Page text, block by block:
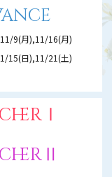
11/9(月),11/16(月)
1/15(日),11/21(土)
)